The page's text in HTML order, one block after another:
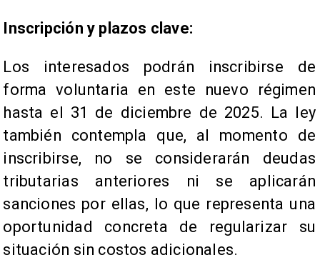
Inscripción y plazos clave:
Los interesados podrán inscribirse de
forma voluntaria en este nuevo régimen
hasta el 31 de diciembre de 2025. La ley
también contempla que, al momento de
inscribirse, no se considerarán deudas
tributarias anteriores ni se aplicarán
sanciones por ellas, lo que representa una
oportunidad concreta de regularizar su
situación sin costos adicionales.